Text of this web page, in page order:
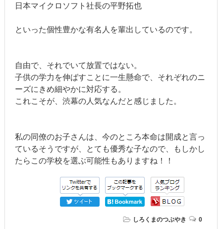
日本マイクロソフト社長の平野拓也
といった個性豊かな有名人を輩出しているのです。
自由で、それでいて放置ではない。
子供の学力を伸ばすことに一生懸命で、それぞれのニ
ーズにきめ細やかに対応する。
これこそが、渋幕の人気なんだと感じました。
私の同僚のお子さんは、今のところ本命は開成と言っ
ているそうですが、とても優秀な子なので、もしかし
たらこの学校を選ぶ可能性もありますね！！
しろくまのつぶやき 0